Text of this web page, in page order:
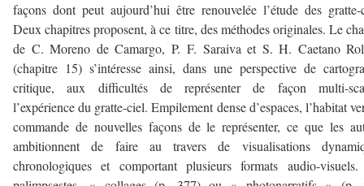
façons dont peut aujourd’hui être renouvelée l’étude des gratte-
Deux chapitres proposent, à ce titre, des méthodes originales. Le
de C. Moreno de Camargo, P. F. Saraiva et S. H. Caetano
(chapitre 15) s’intéresse ainsi, dans une perspective de
critique, aux difficultés de représenter de façon multi-
l’expérience du gratte-ciel. Empilement dense d’espaces, l’habitat
commande de nouvelles façons de le représenter, ce que les
ambitionnent de faire au travers de visualisations
chronologiques et comportant plusieurs formats audio-visuels.